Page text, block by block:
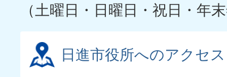
（土曜日・日曜日・祝日・年
日進市役所へのアクセス